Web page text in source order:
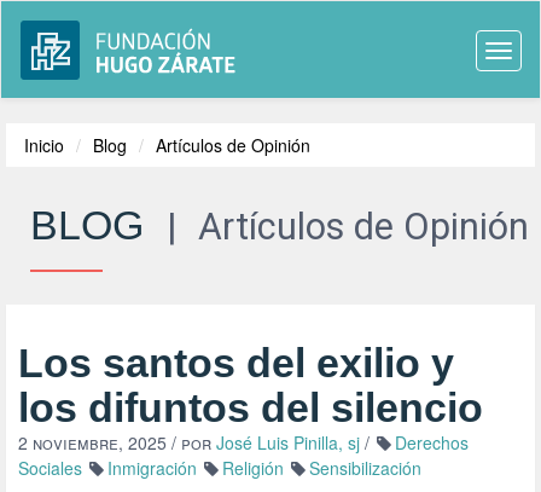
Inicio Blog Artículos de Opinión
BLOG | Artículos de Opinión
Los santos del exilio y
los difuntos del silencio
2 noviembre, 2025 / por José Luis Pinilla, sj /
Derechos
Sociales
Inmigración Religión Sensibilización